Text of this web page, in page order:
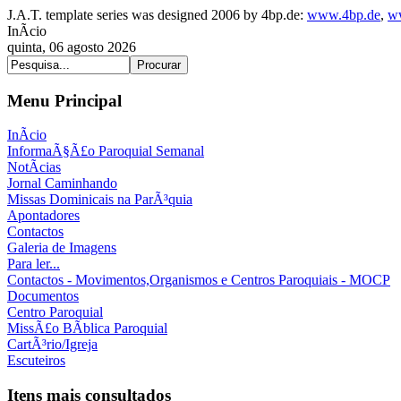
J.A.T. template series was designed 2006 by 4bp.de: www.4bp.de,
InÃ­cio
quinta, 06 agosto 2026
Menu Principal
InÃ­cio
InformaÃ§Ã£o Paroquial Semanal
NotÃ­cias
Jornal Caminhando
Missas Dominicais na ParÃ³quia
Apontadores
Contactos
Galeria de Imagens
Para ler...
Contactos - Movimentos,Organismos e Centros Paroquiais - MOCP
Documentos
Centro Paroquial
MissÃ£o BÃ­blica Paroquial
CartÃ³rio/Igreja
Escuteiros
Itens mais consultados